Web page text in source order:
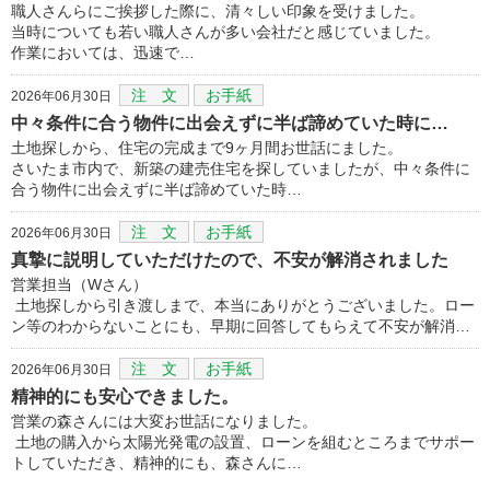
職人さんらにご挨拶した際に、清々しい印象を受けました。
当時についても若い職人さんが多い会社だと感じていました。
作業においては、迅速で…
2026年06月30日 注 文 お手紙
中々条件に合う物件に出会えずに半ば諦めていた時に…
土地探しから、住宅の完成まで9ヶ月間お世話にました。
さいたま市内で、新築の建売住宅を探していましたが、中々条件に
合う物件に出会えずに半ば諦めていた時…
2026年06月30日 注 文 お手紙
真摯に説明していただけたので、不安が解消されました
営業担当（Wさん）
土地探しから引き渡しまで、本当にありがとうございました。ロー
ン等のわからないことにも、早期に回答してもらえて不安が解消…
2026年06月30日 注 文 お手紙
精神的にも安心できました。
営業の森さんには大変お世話になりました。
土地の購入から太陽光発電の設置、ローンを組むところまでサポー
トしていただき、精神的にも、森さんに…